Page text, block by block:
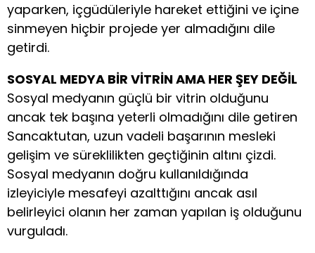
yaparken, içgüdüleriyle hareket ettiğini ve içine
sinmeyen hiçbir projede yer almadığını dile
getirdi.
SOSYAL MEDYA BİR VİTRİN AMA HER ŞEY DEĞİL
Sosyal medyanın güçlü bir vitrin olduğunu
ancak tek başına yeterli olmadığını dile getiren
Sancaktutan, uzun vadeli başarının mesleki
gelişim ve süreklilikten geçtiğinin altını çizdi.
Sosyal medyanın doğru kullanıldığında
izleyiciyle mesafeyi azalttığını ancak asıl
belirleyici olanın her zaman yapılan iş olduğunu
vurguladı.